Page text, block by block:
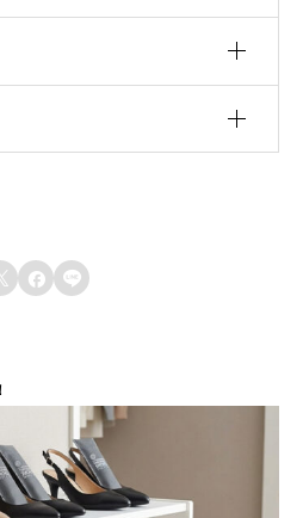
５
セ
ット
成温度：900-1000℃）
朝倉市／炭化：福岡県朝倉
で送料無料キャンペーン実施中！
会員登録が必要です。
 